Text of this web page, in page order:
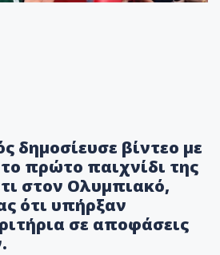
δημοσίευσε βίντεο με
πρώτο παιχνίδι της
στον Ολυμπιακό,
ότι υπήρξαν
σε αποφάσεις